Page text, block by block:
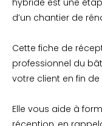
hybride est une
d’un chantier de
Cette fiche de
professionnel du
votre client en fin de
Elle vous aide à